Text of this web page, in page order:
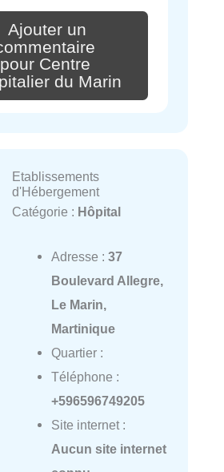
Ajouter un
pour Centre
du Marin
Etablissements
d'Hébergement
Catégorie : Hôpital
Adresse : 37
Boulevard Allegre,
Le Marin,
Martinique
Quartier :
Téléphone :
+596596749205
Site internet :
Aucun site internet